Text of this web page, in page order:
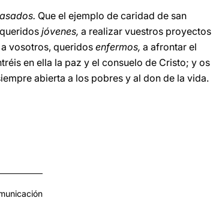
Que el ejemplo de caridad de san
jóvenes, a realizar vuestros proyectos
vosotros, queridos enfermos, a afrontar el
en ella la paz y el consuelo de Cristo; y os
abierta a los pobres y al don de la vida.